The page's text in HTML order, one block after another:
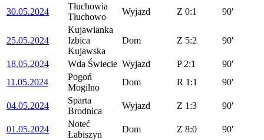
30.05.2024
Tłuchowia
Tłuchowo
Wyjazd Z 0:1 90′
25.05.2024
Kujawianka
Izbica
Kujawska
Dom Z 5:2 90′
18.05.2024 Wda Świecie Wyjazd P 2:1
90′
11.05.2024
Pogoń
Mogilno
Dom R 1:1 90′
04.05.2024
Sparta
Brodnica
Wyjazd Z 1:3 90′
01.05.2024
Noteć
Łabiszyn
Dom Z 8:0 90′